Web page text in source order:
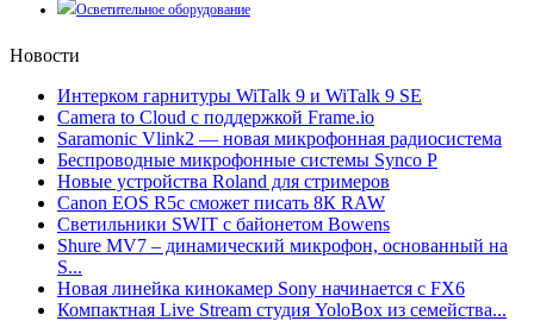
Осветительное оборудование
Новости
Интерком гарнитуры WiTalk 9 и WiTalk 9 SE
Camera to Cloud с поддержкой Frame.io
Saramonic Vlink2 — новая микрофонная радиосистема
Беспроводные микрофонные системы Synco P
Новые устройства Roland для стримеров
Canon EOS R5c сможет писать 8К RAW
Светильники SWIT с байонетом Bowens
Shure MV7 – динамический микрофон, основанный на
S...
Новая линейка кинокамер Sony начинается с FX6
Компактная Live Stream студия YoloBox из семейства...